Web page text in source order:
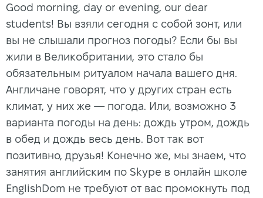
Good morning, day or evening, our dear
students! Вы взяли сегодня с собой зонт, или
вы не слышали прогноз погоды? Если бы вы
жили в Великобритании, это стало бы
обязательным ритуалом начала вашего дня.
Англичане говорят, что у других стран есть
климат, у них же — погода. Или, возможно 3
варианта погоды на день: дождь утром, дождь
в обед и дождь весь день. Вот так вот
позитивно, друзья! Конечно же, мы знаем, что
занятия английским по Skype в онлайн школе
EnglishDom не требуют от вас промокнуть под